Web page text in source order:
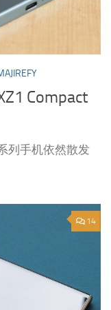
Compact
列手机依然散发
14